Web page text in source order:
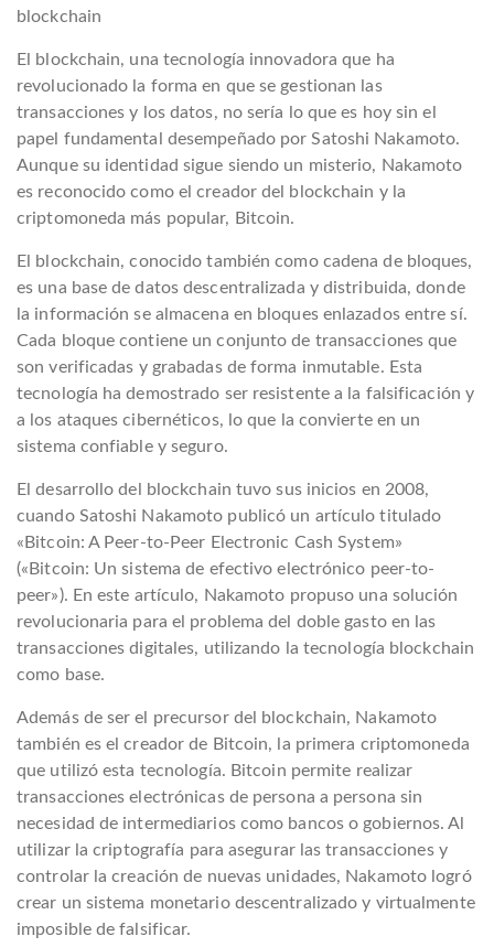
blockchain
El blockchain, una tecnología innovadora que ha
revolucionado la forma en que se gestionan las
transacciones y los datos, no sería lo que es hoy sin el
papel fundamental desempeñado por Satoshi Nakamoto.
Aunque su identidad sigue siendo un misterio, Nakamoto
es reconocido como el creador del blockchain y la
criptomoneda más popular, Bitcoin.
El blockchain, conocido también como cadena de bloques,
es una base de datos descentralizada y distribuida, donde
la información se almacena en bloques enlazados entre sí.
Cada bloque contiene un conjunto de transacciones que
son verificadas y grabadas de forma inmutable. Esta
tecnología ha demostrado ser resistente a la falsificación y
a los ataques cibernéticos, lo que la convierte en un
sistema confiable y seguro.
El desarrollo del blockchain tuvo sus inicios en 2008,
cuando Satoshi Nakamoto publicó un artículo titulado
«Bitcoin: A Peer-to-Peer Electronic Cash System»
(«Bitcoin: Un sistema de efectivo electrónico peer-to-
peer»). En este artículo, Nakamoto propuso una solución
revolucionaria para el problema del doble gasto en las
transacciones digitales, utilizando la tecnología blockchain
como base.
Además de ser el precursor del blockchain, Nakamoto
también es el creador de Bitcoin, la primera criptomoneda
que utilizó esta tecnología. Bitcoin permite realizar
transacciones electrónicas de persona a persona sin
necesidad de intermediarios como bancos o gobiernos. Al
utilizar la criptografía para asegurar las transacciones y
controlar la creación de nuevas unidades, Nakamoto logró
crear un sistema monetario descentralizado y virtualmente
imposible de falsificar.